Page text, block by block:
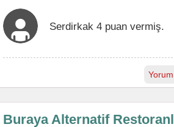
Serdirkak 4 puan vermiş.
Buraya Alternatif